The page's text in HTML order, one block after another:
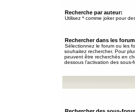
Recherche par auteur:
Utilisez * comme joker pour
Rechercher dans les
Sélectionnez le forum ou les
souhaitez rechercher. Pour
peuvent être recherchés en
dessous l’activation des sous-